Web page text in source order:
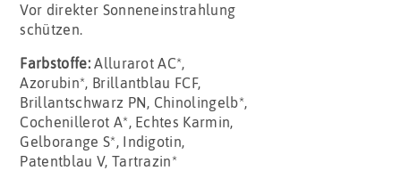
Vor direkter Sonneneinstrahlung
schützen.
Farbstoffe:Allurarot AC*,
Azorubin*, Brillantblau FCF,
Brillantschwarz PN, Chinolingelb*,
Cochenillerot A*, Echtes Karmin,
Gelborange S*, Indigotin,
Patentblau V, Tartrazin*